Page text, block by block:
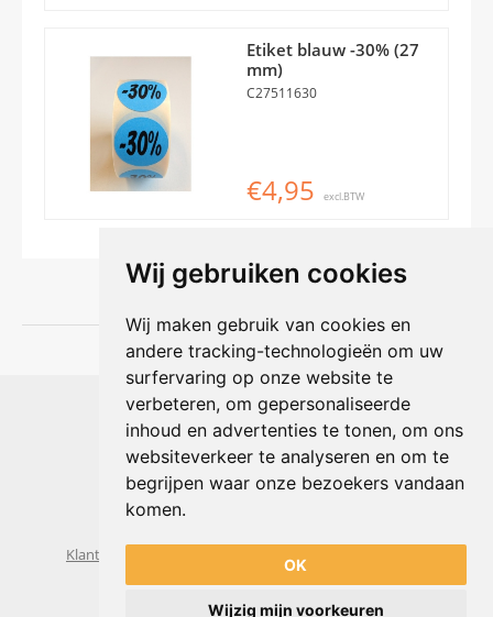
Wij gebruiken cookies
Wij maken gebruik van cookies en
andere tracking-technologieën om uw
surfervaring op onze website te
verbeteren, om gepersonaliseerde
inhoud en advertenties te tonen, om ons
websiteverkeer te analyseren en om te
begrijpen waar onze bezoekers vandaan
komen.
OK
Wijzig mijn voorkeuren
Etiket blauw -30% (27
mm)
C27511630
€4,95 excl.BTW
Shophouse online
Max Planckstraat 4
6716 BE Ede, Nederland
Telefoon:+31(0)318 618 121
E-mail: info@shophouse.nl
Geopend: ma t/m vr 09:00-17:00 uur
Klantenservice
Algemene voorwaarden